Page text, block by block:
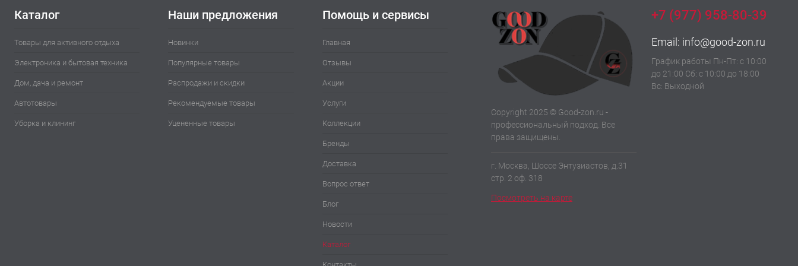
Каталог
Товары для активного отдыха
Электроника и бытовая техника
Дом, дача и ремонт
Автотовары
Уборка и клининг
Наши предложения
Новинки
Популярные товары
Распродажи и скидки
Рекомендуемые товары
Уцененные товары
Помощь и сервисы
Главная
Отзывы
Акции
Услуги
Коллекции
Бренды
Доставка
Вопрос ответ
Блог
Новости
Каталог
Copyright 2025 © Good-zon.ru -
профессиональный подход. Все
права защищены.
г. Москва, Шоссе Энтузиастов, д.31
стр. 2 оф. 318
Посмотреть на карте
+7 (977) 958-80-39
Email: info@good-zon.ru
График работы Пн-Пт: с 10:00
до 21:00 Сб: с 10:00 до 18:00
Вс: Выходной